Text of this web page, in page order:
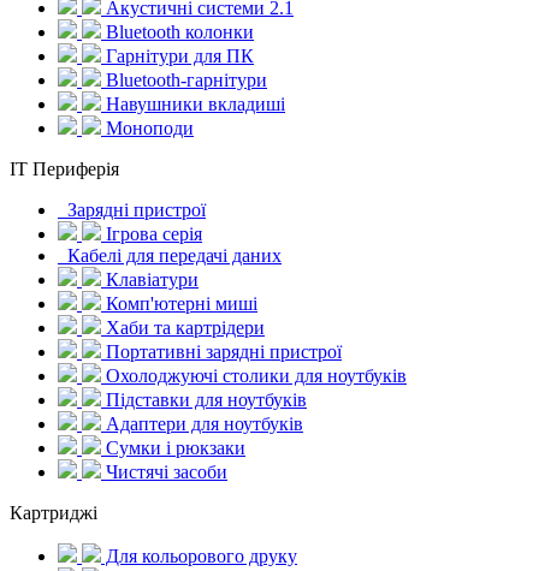
Акустичні системи 2.1
Bluetooth колонки
Гарнітури для ПК
Bluetooth-гарнітури
Навушники вкладиші
Моноподи
IT Периферія
Зарядні пристрої
Ігрова серія
Кабелі для передачі даних
Клавіатури
Комп'ютерні миші
Хаби та картрідери
Портативні зарядні пристрої
Охолоджуючі столики для ноутбуків
Підставки для ноутбуків
Адаптери для ноутбуків
Сумки і рюкзаки
Чистячі засоби
Картриджі
Для кольорового друку